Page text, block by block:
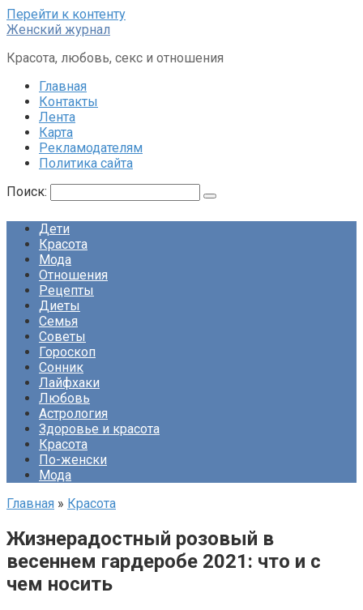
Перейти к контенту
Женский журнал
Красота, любовь, секс и отношения
Главная
Контакты
Лента
Карта
Рекламодателям
Политика сайта
Поиск:
Дети
Красота
Мода
Отношения
Рецепты
Диеты
Семья
Советы
Гороскоп
Сонник
Лайфхаки
Любовь
Астрология
Здоровье и красота
Красота
По-женски
Мода
Главная » Красота
Жизнерадостный розовый в
весеннем гардеробе 2021: что и с
чем носить